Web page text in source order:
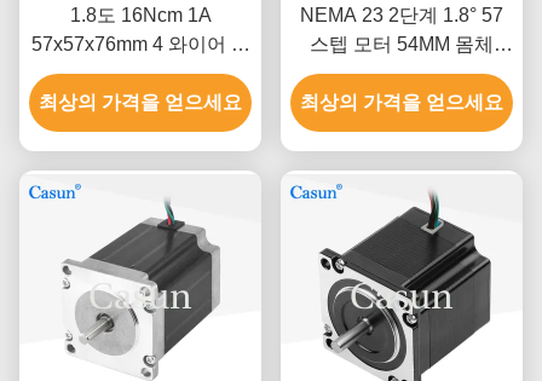
1.8도 16Ncm 1A
57x57x76mm 4 와이어 스
테이퍼 모터 Nema 23 기
계 자동화
최상의 가격을 얻으세요
NEMA 23 2단계 1.8° 57
스텝 모터 54MM 몸체
2.8A 섬유 기계
최상의 가격을 얻으세요